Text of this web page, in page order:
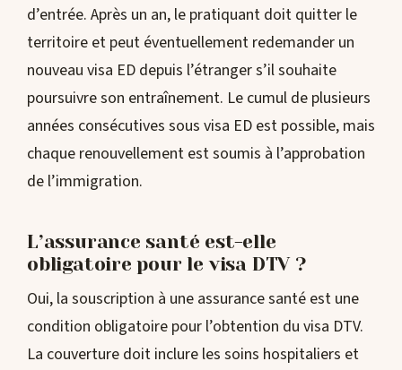
d’entrée. Après un an, le pratiquant doit quitter le
territoire et peut éventuellement redemander un
nouveau visa ED depuis l’étranger s’il souhaite
poursuivre son entraînement. Le cumul de plusieurs
années consécutives sous visa ED est possible, mais
chaque renouvellement est soumis à l’approbation
de l’immigration.
L’assurance santé est-elle
obligatoire pour le visa DTV ?
Oui, la souscription à une assurance santé est une
condition obligatoire pour l’obtention du visa DTV.
La couverture doit inclure les soins hospitaliers et